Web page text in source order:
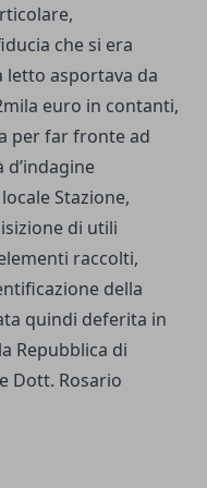
che si era
letto asportava da
euro in contanti,
per far fronte ad
d’indagine
Stazione,
di utili
raccolti,
della
quindi deferita in
Repubblica di
Dott. Rosario